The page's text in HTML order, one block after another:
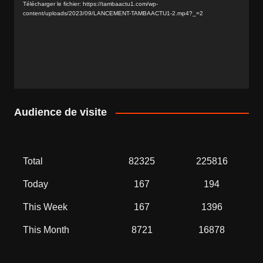
Télécharger le fichier: https://tambaactu1.com/wp-
content/uploads/2023/09/LANCEMENT-TAMBAACTU1-2.mp4?_=2
Audience de visite
Total 82325 225816
Today 167 194
This Week 167 1396
This Month 8721 16878